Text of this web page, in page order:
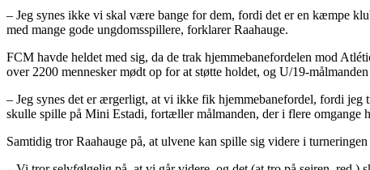
– Jeg synes ikke vi skal være bange for dem, fordi det er en kæmpe
med mange gode ungdomsspillere, forklarer Raahauge.
FCM havde heldet med sig, da de trak hjemmebanefordelen mod
over 2200 mennesker mødt op for at støtte holdet, og U/19-
– Jeg synes det er ærgerligt, at vi ikke fik hjemmebanefordel, fordi
skulle spille på Mini Estadi, fortæller målmanden, der i flere omgange
Samtidig tror Raahauge på, at ulvene kan spille sig videre i